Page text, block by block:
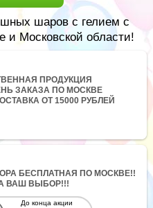
шаров с гелием с
и Московской области!
ПРОДУКЦИЯ
ЗАКАЗА ПО МОСКВЕ
ОТ 15000 РУБЛЕЙ
БЕСПЛАТНАЯ ПО МОСКВЕ!!
ВАШ ВЫБОР!!!
До конца акции